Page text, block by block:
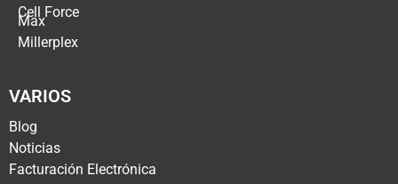
Cell Force
Max
Millerplex
VARIOS
Blog
Noticias
Facturación Electrónica